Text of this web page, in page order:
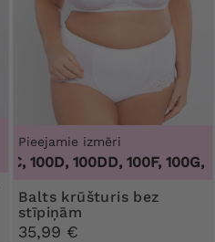
Pieejamie izmēri
100D, 100DD, 100F, 100G,
Balts krūšturis bez
stīpiņām
35,99 €